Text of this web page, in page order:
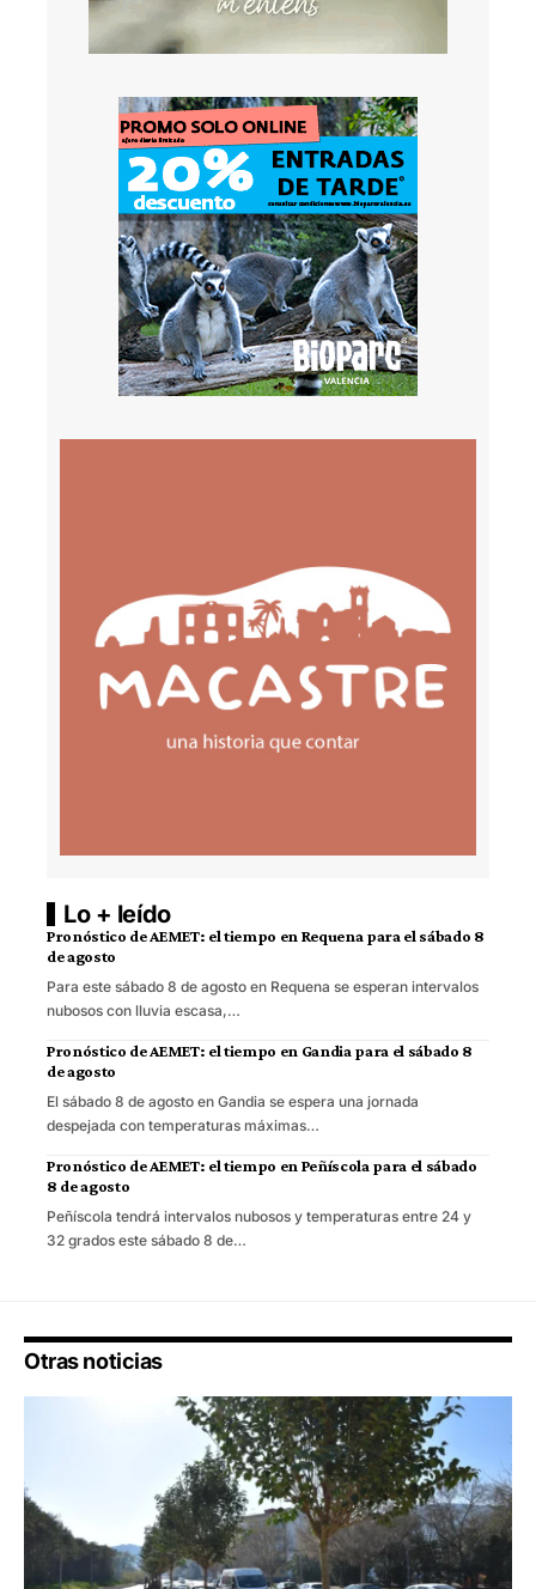
Lo + leído
Pronóstico de AEMET: el tiempo en Requena para el sábado 8
de agosto
Para este sábado 8 de agosto en Requena se esperan intervalos
nubosos con lluvia escasa,…
Pronóstico de AEMET: el tiempo en Gandia para el sábado 8
de agosto
El sábado 8 de agosto en Gandia se espera una jornada
despejada con temperaturas máximas…
Pronóstico de AEMET: el tiempo en Peñíscola para el sábado
8 de agosto
Peñíscola tendrá intervalos nubosos y temperaturas entre 24 y
32 grados este sábado 8 de…
Otras noticias